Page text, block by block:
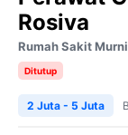
Rosiva
Rumah Sakit
Ditutup
2 Juta - 5 Juta